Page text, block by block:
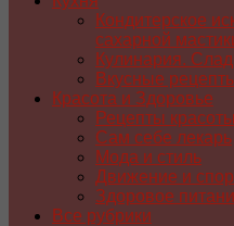
Кондитерское
сахарной
Кулинария.
Вкусные
Красота и Здоровье
Рецепты красоты
Сам себе лекарь
Мода и стиль
Движение и
Здоровое
Все рубрики